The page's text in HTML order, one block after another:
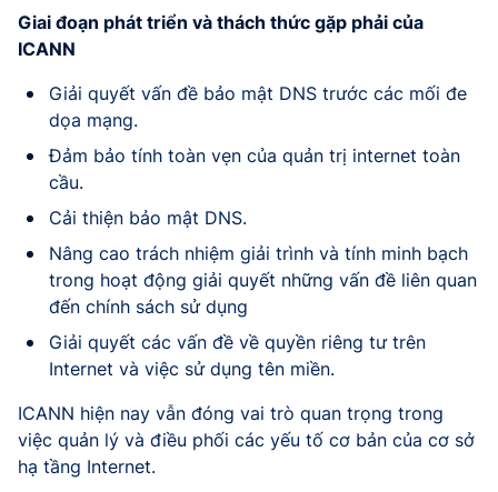
Giai đoạn phát triển và thách thức gặp phải của
ICANN
Giải quyết vấn đề bảo mật DNS trước các mối đe
dọa mạng.
Đảm bảo tính toàn vẹn của quản trị internet toàn
cầu.
Cải thiện bảo mật DNS.
Nâng cao trách nhiệm giải trình và tính minh bạch
trong hoạt động giải quyết những vấn đề liên quan
đến chính sách sử dụng
Giải quyết các vấn đề về quyền riêng tư trên
Internet và việc sử dụng tên miền.
ICANN hiện nay vẫn đóng vai trò quan trọng trong
việc quản lý và điều phối các yếu tố cơ bản của cơ sở
hạ tầng Internet.